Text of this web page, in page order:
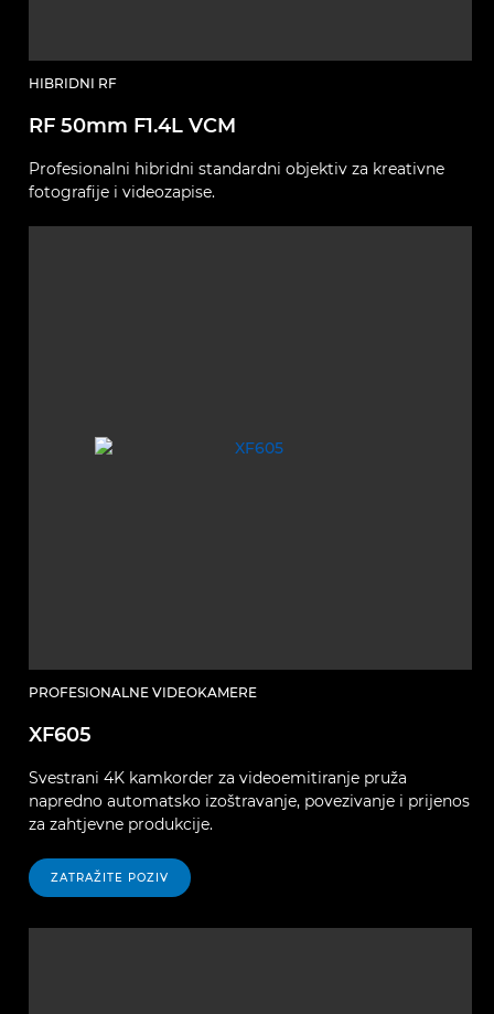
HIBRIDNI RF
RF 50mm F1.4L VCM
Profesionalni hibridni standardni objektiv za kreativne
fotografije i videozapise.
PROFESIONALNE VIDEOKAMERE
XF605
Svestrani 4K kamkorder za videoemitiranje pruža
napredno automatsko izoštravanje, povezivanje i prijenos
za zahtjevne produkcije.
ZATRAŽITE POZIV